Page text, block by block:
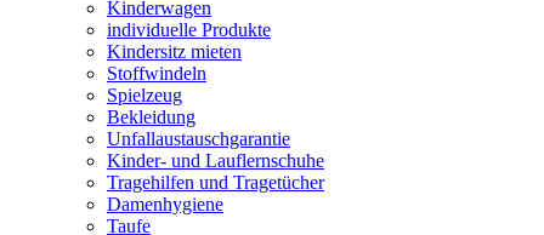
Kinderwagen
individuelle Produkte
Kindersitz mieten
Stoffwindeln
Spielzeug
Bekleidung
Unfallaustauschgarantie
Kinder- und Lauflernschuhe
Tragehilfen und Tragetücher
Damenhygiene
Taufe